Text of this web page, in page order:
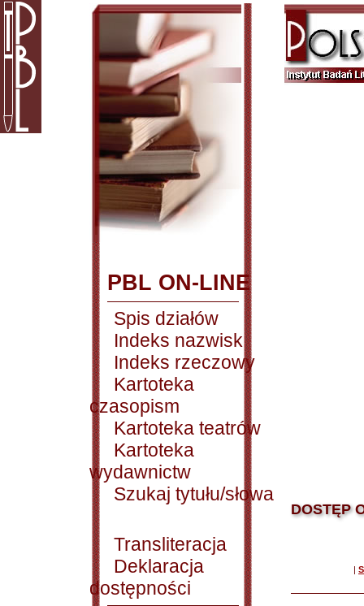
PBL ON-LINE
Spis działów
Indeks nazwisk
Indeks rzeczowy
Kartoteka
czasopism
Kartoteka teatrów
Kartoteka
wydawnictw
Szukaj tytułu/słowa
Transliteracja
Deklaracja
dostępności
DOSTĘP
|